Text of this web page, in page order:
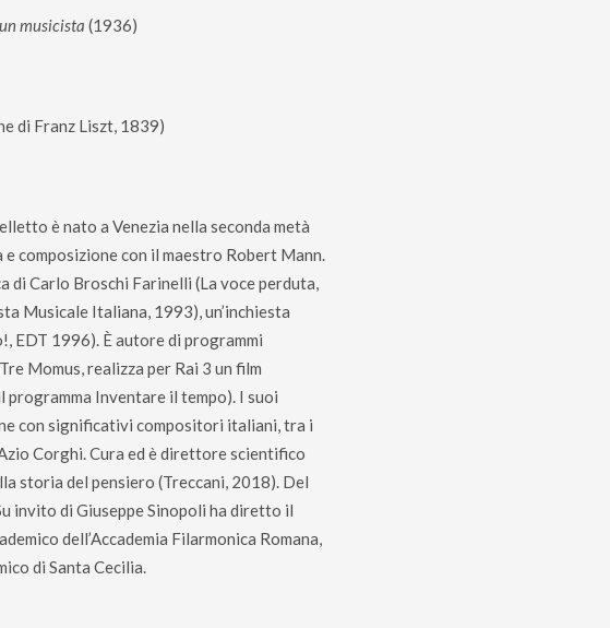
musicista (1936)
di Franz Liszt, 1839)
è nato a Venezia nella seconda metà
composizione con il maestro Robert Mann.
di Carlo Broschi Farinelli (La voce perduta,
Musicale Italiana, 1993), un’inchiesta
EDT 1996). È autore di programmi
Momus, realizza per Rai 3 un film
Inventare il tempo). I suoi
con significativi compositori italiani, tra i
Corghi. Cura ed è direttore scientifico
storia del pensiero (Treccani, 2018). Del
invito di Giuseppe Sinopoli ha diretto il
dell’Accademia Filarmonica Romana,
di Santa Cecilia.